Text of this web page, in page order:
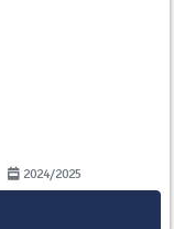
2024/2025